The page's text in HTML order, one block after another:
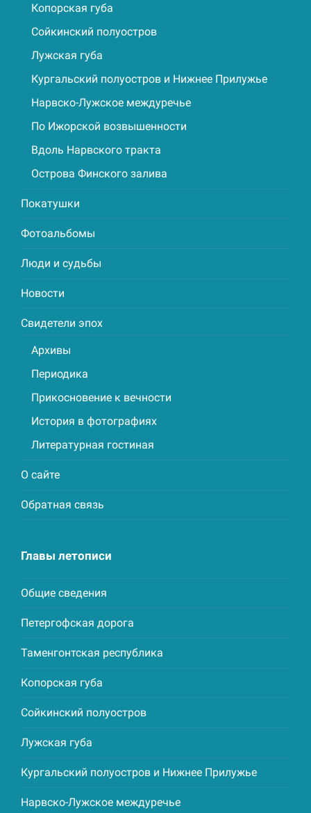
Копорская губа
Сойкинский полуостров
Лужская губа
Кургальский полуостров и Нижнее Прилужье
Нарвско-Лужское междуречье
По Ижорской возвышенности
Вдоль Нарвского тракта
Острова Финского залива
Покатушки
Фотоальбомы
Люди и судьбы
Новости
Свидетели эпох
Архивы
Периодика
Прикосновение к вечности
История в фотографиях
Литературная гостиная
О сайте
Обратная связь
Главы летописи
Общие сведения
Петергофская дорога
Таменгонтская республика
Копорская губа
Сойкинский полуостров
Лужская губа
Кургальский полуостров и Нижнее Прилужье
Нарвско-Лужское междуречье